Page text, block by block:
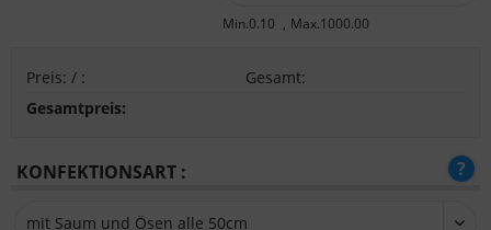
Min.0.10 Max.1000.00
Preis: / : Gesamt:
Gesamtpreis:
KONFEKTIONSART :